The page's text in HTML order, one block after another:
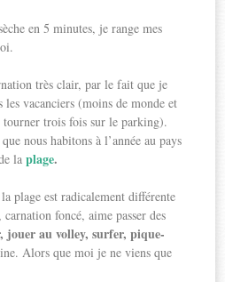
en 5 minutes, je range mes
très clair, par le fait que je
vacanciers (moins de monde et
tourner trois fois sur le parking).
nous habitons à l’année au pays
laplage.
plage est radicalement différente
foncé, aime passer des
jouer au volley, surfer, pique-
Alors que moi je ne viens que